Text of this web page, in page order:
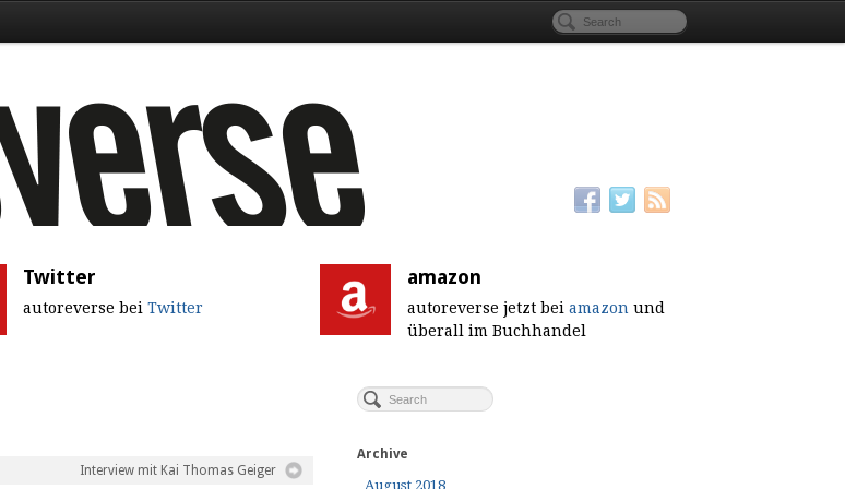
Twitter
autoreverse beiTwitter
amazon
autoreverse jetzt beiamazon und
überall im Buchhandel
Interview mit Kai Thomas Geiger
Archive
August 2018